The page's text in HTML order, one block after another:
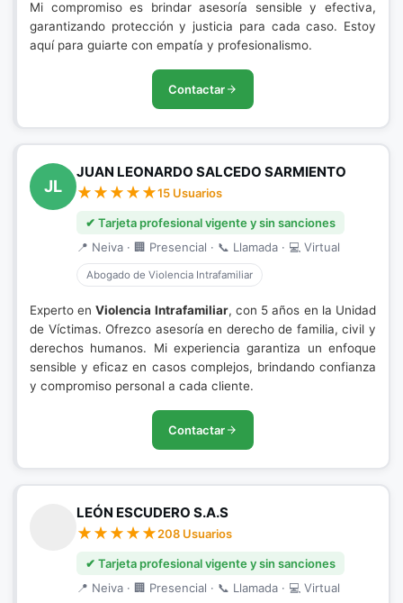
Mi compromiso es brindar asesoría sensible y efectiva,
garantizando protección y justicia para cada caso. Estoy
aquí para guiarte con empatía y profesionalismo.
Contactar
JL
JUAN LEONARDO SALCEDO SARMIENTO
15 Usuarios
✔ Tarjeta profesional vigente y sin sanciones
📍 Neiva · 🏢 Presencial · 📞 Llamada · 💻 Virtual
Abogado de Violencia Intrafamiliar
Experto enViolencia Intrafamiliar, con 5 años en la Unidad
de Víctimas. Ofrezco asesoría en derecho de familia, civil y
derechos humanos. Mi experiencia garantiza un enfoque
sensible y eficaz en casos complejos, brindando confianza
y compromiso personal a cada cliente.
Contactar
LEÓN ESCUDERO S.A.S
208 Usuarios
✔ Tarjeta profesional vigente y sin sanciones
📍 Neiva · 🏢 Presencial · 📞 Llamada · 💻 Virtual